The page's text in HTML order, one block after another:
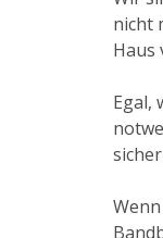
nicht
Haus
Egal,